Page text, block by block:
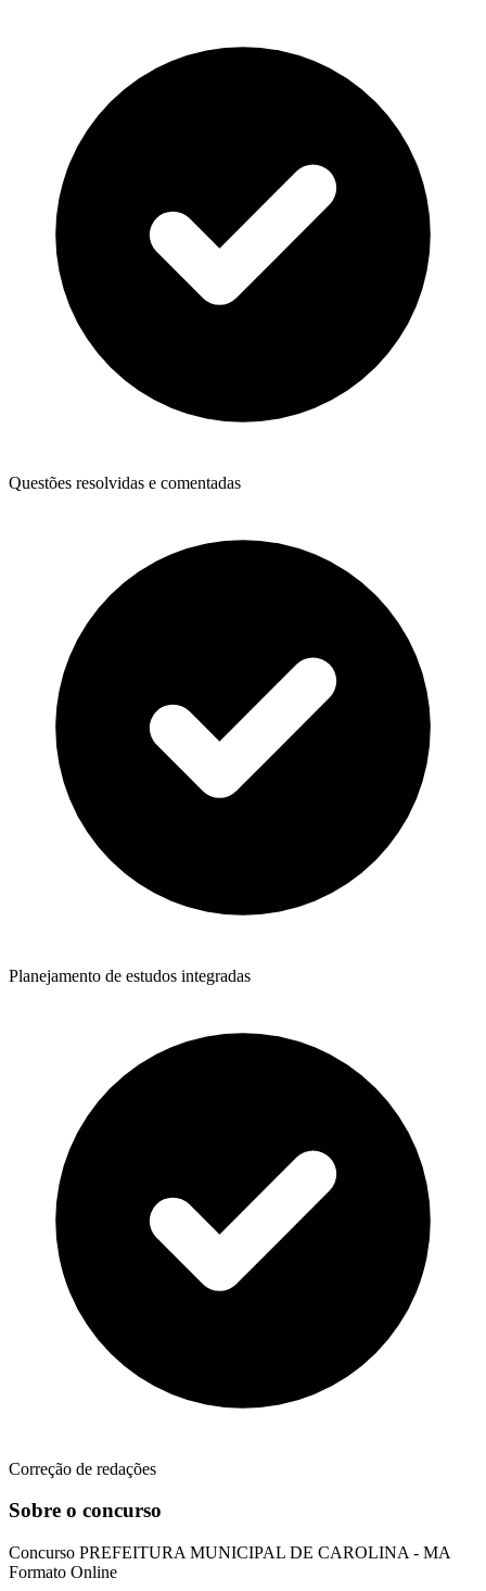
Questões resolvidas e comentadas
Planejamento de estudos integradas
Correção de redações
Sobre o concurso
Concurso PREFEITURA MUNICIPAL DE CAROLINA - MA
Formato Online